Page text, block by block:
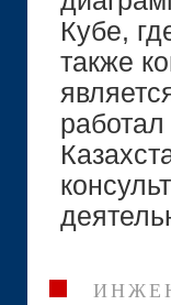
Кубе,
также